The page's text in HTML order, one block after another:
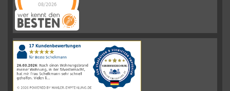
08/2026
Schelkmann
Immobilienhat
|110Schelkmann
ImmobilienBewertungen
auf
werkenntdenBESTEN.de